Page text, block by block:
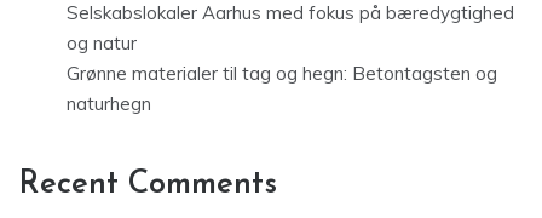
Selskabslokaler Aarhus med fokus på bæredygtighed
og natur
Grønne materialer til tag og hegn: Betontagsten og
naturhegn
Recent Comments